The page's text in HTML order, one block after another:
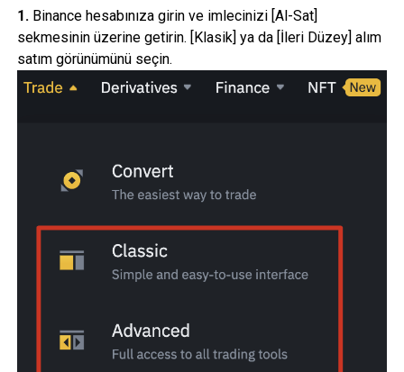
1.Binance hesabınıza girin ve imlecinizi [Al-Sat]
sekmesinin üzerine getirin. [Klasik] ya da [İleri Düzey] alım
satım görünümünü seçin.